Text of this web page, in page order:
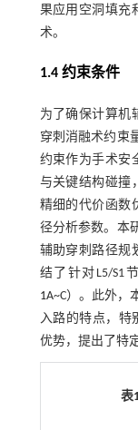
果应用空洞填充
术。
1.4 约束条件
为了确保计算机
穿刺消融术约束
约束作为手术安
与关键结构碰撞
精细的代价函数
径分析参数。本
辅助穿刺路径规
结了针对L5/S1
1A~C）。此外，
入路的特点，特
优势，提出了特
表